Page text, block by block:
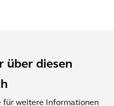
über diesen
für weitere Informationen